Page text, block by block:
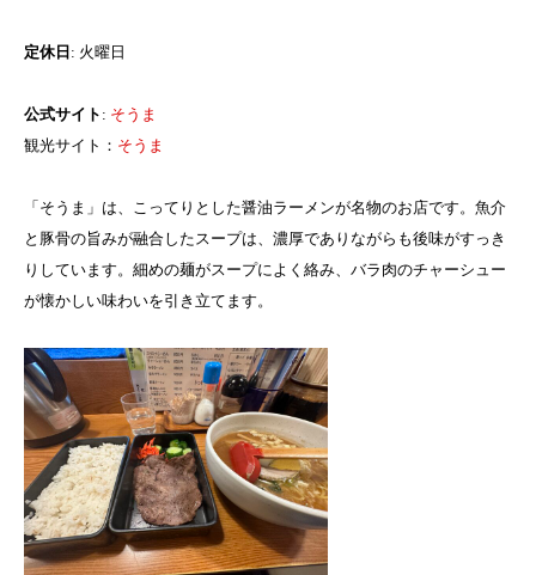
定休日 : 火曜日
公式サイト : そうま
観光サイト： そうま
「そうま」は、こってりとした醤油ラーメンが名物のお店です。魚介
と豚骨の旨みが融合したスープは、濃厚でありながらも後味がすっき
りしています。細めの麺がスープによく絡み、バラ肉のチャーシュー
が懐かしい味わいを引き立てます。